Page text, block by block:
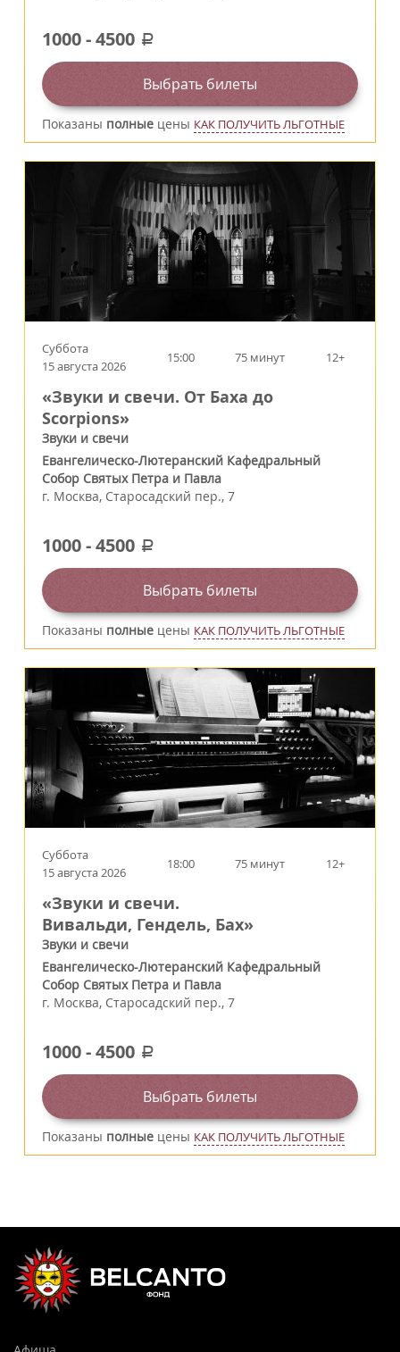
1000-4500 a
Выбрать билеты
Показаны полные цены КАК ПОЛУЧИТЬ ЛЬГОТНЫЕ
Суббота
15 августа 2026
15:00 75 минут 12+
«Звуки и свечи. От Баха до
Scorpions»
Звуки и свечи
Евангелическо-Лютеранский Кафедральный
Собор Святых Петра и Павла
г. Москва, Старосадский пер., 7
1000-4500 a
Выбрать билеты
Показаны полные цены КАК ПОЛУЧИТЬ ЛЬГОТНЫЕ
Суббота
15 августа 2026
18:00 75 минут 12+
«Звуки и свечи.
Вивальди, Гендель, Бах»
Звуки и свечи
Евангелическо-Лютеранский Кафедральный
Собор Святых Петра и Павла
г. Москва, Старосадский пер., 7
1000-4500 a
Выбрать билеты
Показаны полные цены КАК ПОЛУЧИТЬ ЛЬГОТНЫЕ